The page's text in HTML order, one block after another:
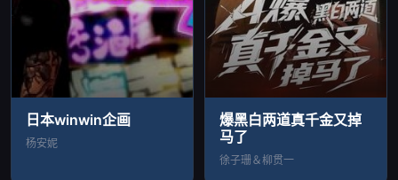
日本winwin企画
杨安妮
爆黑白两道真千金又掉
马了
徐子珊＆柳贯一